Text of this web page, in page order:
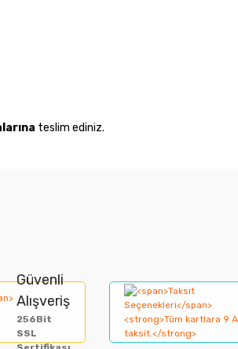
teslim ediniz.
Güvenli
Alışveriş
256Bit
SSL